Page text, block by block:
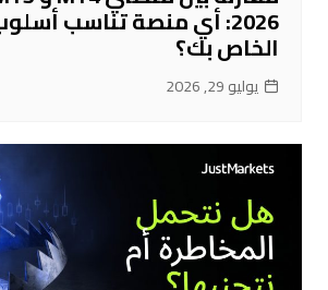
2026: أي منصة تناسب
الخاص بك؟
يوليو 29, 2026